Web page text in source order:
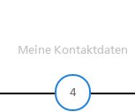
Meine Kontaktdaten
4